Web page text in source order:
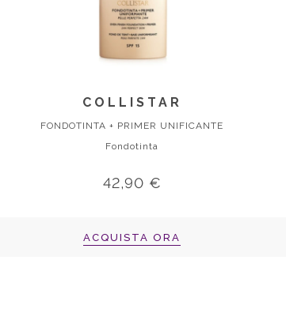
COLLISTAR
FONDOTINTA + PRIMER UNIFICANTE
Fondotinta
42,90 €
ACQUISTA ORA